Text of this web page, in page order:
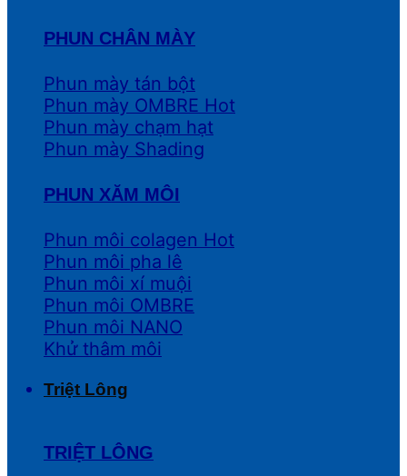
PHUN CHÂN MÀY
Phun mày tán bột
Phun mày OMBRE
Phun mày chạm hạt
Phun mày Shading
PHUN XĂM MÔI
Phun môi colagen
Phun môi pha lê
Phun môi xí muội
Phun môi OMBRE
Phun môi NANO
Khử thâm môi
Triệt Lông
TRIỆT LÔNG